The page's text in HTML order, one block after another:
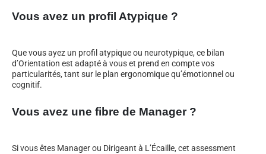
Vous avez un profil Atypique ?
Que vous ayez un profil atypique ou neurotypique, ce bilan
d’Orientation est adapté à vous et prend en compte vos
particularités, tant sur le plan ergonomique qu’émotionnel ou
cognitif.
Vous avez une fibre de Manager ?
Si vous êtes Manager ou Dirigeant à L’Écaille, cet assessment